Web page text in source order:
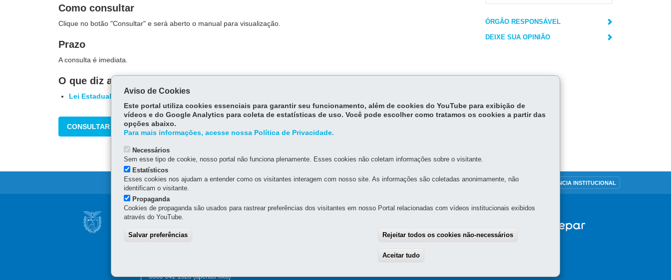
Como consultar
Clique no botão "Consultar" e será aberto o manual para visualização.
Prazo
A consulta é imediata.
O que diz a lei
Lei Estadual nº 18.877/2016
CONSULTAR
ÓRGÃO RESPONSÁVEL
DEIXE SUA OPINIÃO
MAPA DO SITE DENUNCIE CORRUPÇÃO OUVIDORIA TRANSPARÊNCIA INSTITUCIONAL
Navegação
principal
SECRETARIA DA FAZENDA
Sede administrativa (não há atendimento ao público)
Av. Vicente Machado, 445 - Centro
0800 041 1528(apenas fixo)
Aviso de Cookies
Este portal utiliza cookies essenciais para garantir seu funcionamento, além de cookies do YouTube para exibição de
vídeos e do Google Analytics para coleta de estatísticas de uso. Você pode escolher como tratamos os cookies a partir das
opções abaixo.
Para mais informações, acesse nossa Política de Privacidade.
Necessários
Sem esse tipo de cookie, nosso portal não funciona plenamente. Esses cookies não coletam informações sobre o visitante.
Estatísticos
Esses cookies nos ajudam a entender como os visitantes interagem com nosso site. As informações são coletadas anonimamente, não
identificam o visitante.
Propaganda
Cookies de propaganda são usados para rastrear preferências dos visitantes em nosso Portal relacionadas com vídeos institucionais exibidos
através do YouTube.
Salvar preferências Rejeitar todos os cookies não-necessários
Aceitar tudo